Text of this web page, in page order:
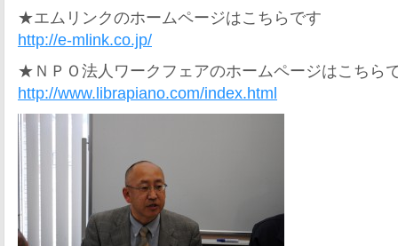
★エムリンクのホームページはこちらです
http://e-mlink.co.jp/
★ＮＰＯ法人ワークフェアのホームページはこちら
http://www.librapiano.com/index.html